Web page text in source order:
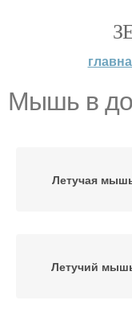
Мышь в
Летучая
Летучий